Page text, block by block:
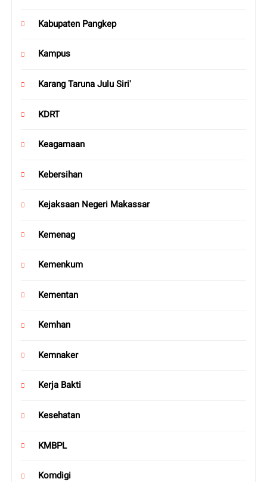
Kabupaten Pangkep
Kampus
Karang Taruna Julu Siri'
KDRT
Keagamaan
Kebersihan
Kejaksaan Negeri Makassar
Kemenag
Kemenkum
Kementan
Kemhan
Kemnaker
Kerja Bakti
Kesehatan
KMBPL
Komdigi